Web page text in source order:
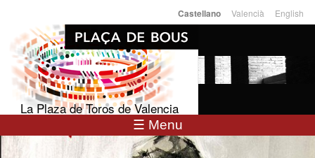
contenido
principal
Idiomas
Castellano Valencià English
La Plaza de Toros de Valencia
☰ Menu